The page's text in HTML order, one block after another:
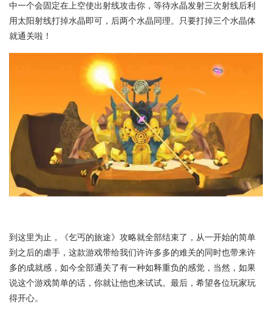
中一个会固定在上空使出射线攻击你，等待水晶发射三次射线后利
用太阳射线打掉水晶即可，后两个水晶同理。只要打掉三个水晶体
就通关啦！
到这里为止，《乞丐的旅途》攻略就全部结束了，从一开始的简单
到之后的虐手，这款游戏带给我们许许多多的难关的同时也带来许
多的成就感，如今全部通关了有一种如释重负的感觉，当然，如果
说这个游戏简单的话，你就让他也来试试。最后，希望各位玩家玩
得开心。